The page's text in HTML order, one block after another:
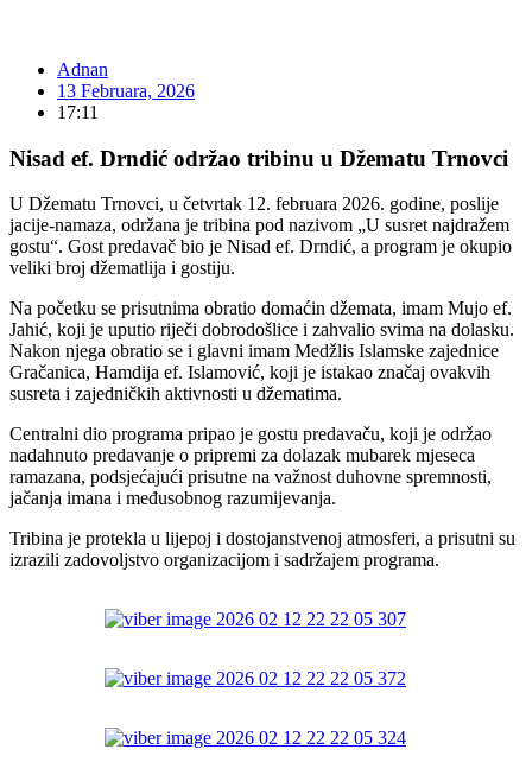
Adnan
13 Februara, 2026
17:11
Nisad ef. Drndić održao tribinu u Džematu Trnovci
U Džematu Trnovci, u četvrtak 12. februara 2026. godine, poslije
jacije-namaza, održana je tribina pod nazivom „U susret najdražem
gostu“. Gost predavač bio je Nisad ef. Drndić, a program je okupio
veliki broj džematlija i gostiju.
Na početku se prisutnima obratio domaćin džemata, imam Mujo ef.
Jahić, koji je uputio riječi dobrodošlice i zahvalio svima na dolasku.
Nakon njega obratio se i glavni imam Medžlis Islamske zajednice
Gračanica, Hamdija ef. Islamović, koji je istakao značaj ovakvih
susreta i zajedničkih aktivnosti u džematima.
Centralni dio programa pripao je gostu predavaču, koji je održao
nadahnuto predavanje o pripremi za dolazak mubarek mjeseca
ramazana, podsjećajući prisutne na važnost duhovne spremnosti,
jačanja imana i međusobnog razumijevanja.
Tribina je protekla u lijepoj i dostojanstvenoj atmosferi, a prisutni su
izrazili zadovoljstvo organizacijom i sadržajem programa.